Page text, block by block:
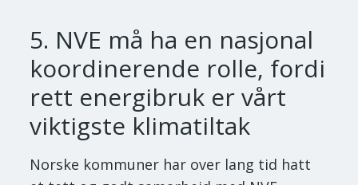
5. NVE må ha en nasjonal
koordinerende rolle, fordi
rett energibruk er vårt
viktigste klimatiltak
Norske kommuner har over lang tid hatt